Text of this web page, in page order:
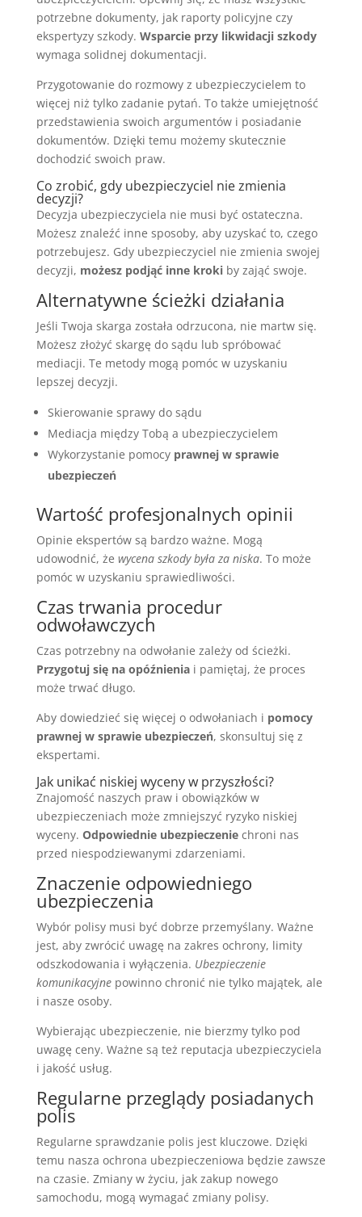
potrzebne dokumenty, jak raporty policyjne czy
ekspertyzy szkody. Wsparcie przy likwidacji szkody
wymaga solidnej dokumentacji.
Przygotowanie do rozmowy z ubezpieczycielem to
więcej niż tylko zadanie pytań. To także umiejętność
przedstawienia swoich argumentów i posiadanie
dokumentów. Dzięki temu możemy skutecznie
dochodzić swoich praw.
Co zrobić, gdy ubezpieczyciel nie zmienia
decyzji?
Decyzja ubezpieczyciela nie musi być ostateczna.
Możesz znaleźć inne sposoby, aby uzyskać to, czego
potrzebujesz. Gdy ubezpieczyciel nie zmienia swojej
decyzji, możesz podjąć inne krokiby zająć swoje.
Alternatywne ścieżki działania
Jeśli Twoja skarga została odrzucona, nie martw się.
Możesz złożyć skargę do sądu lub spróbować
mediacji. Te metody mogą pomóc w uzyskaniu
lepszej decyzji.
Skierowanie sprawy do sądu
Mediacja między Tobą a ubezpieczycielem
Wykorzystanie pomocy prawnej w sprawie
ubezpieczeń
Wartość profesjonalnych opinii
Opinie ekspertów są bardzo ważne. Mogą
udowodnić, że wycena szkody była za niska. To może
pomóc w uzyskaniu sprawiedliwości.
Czas trwania procedur
odwoławczych
Czas potrzebny na odwołanie zależy od ścieżki.
Przygotuj się na opóźnieniai pamiętaj, że proces
może trwać długo.
Aby dowiedzieć się więcej o odwołaniach i pomocy
prawnej w sprawie ubezpieczeń, skonsultuj się z
ekspertami.
Jak unikać niskiej wyceny w przyszłości?
Znajomość naszych praw i obowiązków w
ubezpieczeniach może zmniejszyć ryzyko niskiej
wyceny. Odpowiednie ubezpieczeniechroni nas
przed niespodziewanymi zdarzeniami.
Znaczenie odpowiedniego
ubezpieczenia
Wybór polisy musi być dobrze przemyślany. Ważne
jest, aby zwrócić uwagę na zakres ochrony, limity
odszkodowania i wyłączenia. Ubezpieczenie
komunikacyjnepowinno chronić nie tylko majątek, ale
i nasze osoby.
Wybierając ubezpieczenie, nie bierzmy tylko pod
uwagę ceny. Ważne są też reputacja ubezpieczyciela
i jakość usług.
Regularne przeglądy posiadanych
polis
Regularne sprawdzanie polis jest kluczowe. Dzięki
temu nasza ochrona ubezpieczeniowa będzie zawsze
na czasie. Zmiany w życiu, jak zakup nowego
samochodu, mogą wymagać zmiany polisy.